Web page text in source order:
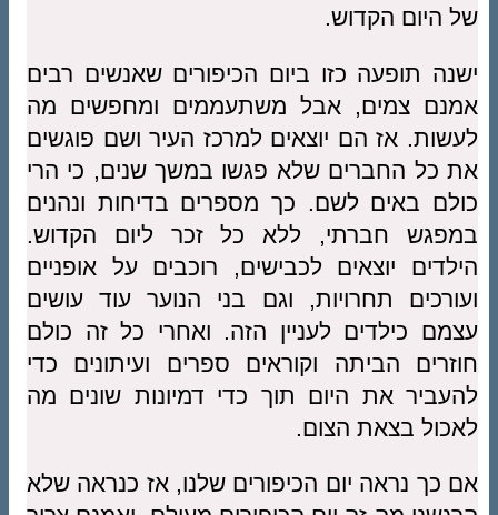
של היום הקדוש.
ישנה תופעה כזו ביום הכיפורים שאנשים רבים
אמנם צמים, אבל משתעממים ומחפשים מה
לעשות. אז הם יוצאים למרכז העיר ושם פוגשים
את כל החברים שלא פגשו במשך שנים, כי הרי
כולם באים לשם. כך מספרים בדיחות ונהנים
במפגש חברתי, ללא כל זכר ליום הקדוש.
הילדים יוצאים לכבישים, רוכבים על אופניים
ועורכים תחרויות, וגם בני הנוער עוד עושים
עצמם כילדים לעניין הזה. ואחרי כל זה כולם
חוזרים הביתה וקוראים ספרים ועיתונים כדי
להעביר את היום תוך כדי דמיונות שונים מה
לאכול בצאת הצום.
אם כך נראה יום הכיפורים שלנו, אז כנראה שלא